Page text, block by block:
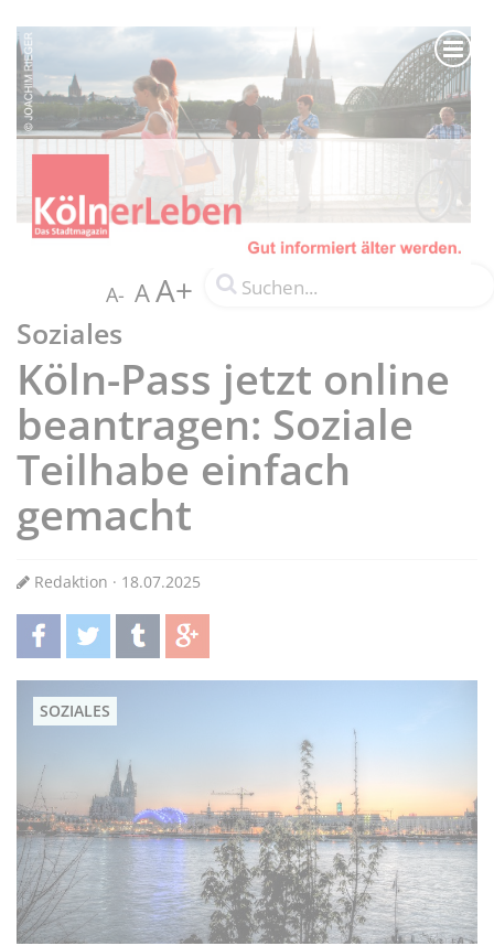
A- AA+
Soziales
Köln-Pass jetzt online
beantragen: Soziale
Teilhabe einfach
gemacht
Redaktion · 18.07.2025
teilentwittern teilen teilen
SOZIALES